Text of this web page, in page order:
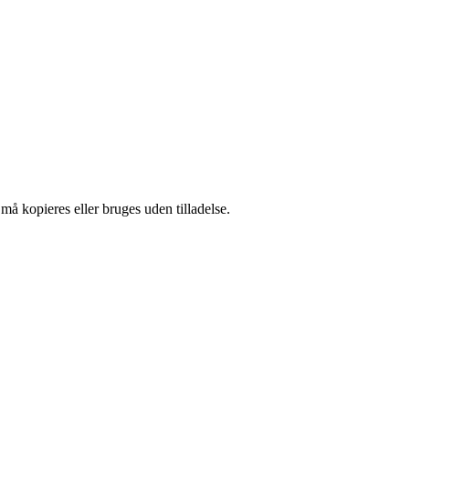
kopieres eller bruges uden tilladelse.